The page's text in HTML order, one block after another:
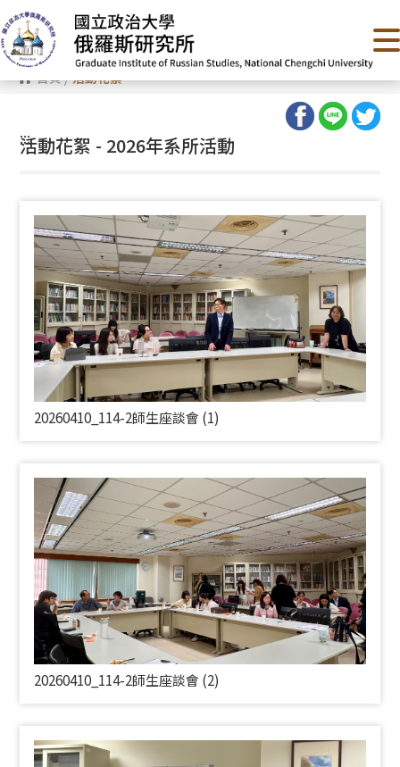
跳
到
主
要
內
容 首頁/活動花絮
:::
活動花絮 - 2026年系所活動
20260410_114-2師生座談會 (1)
20260410_114-2師生座談會 (2)